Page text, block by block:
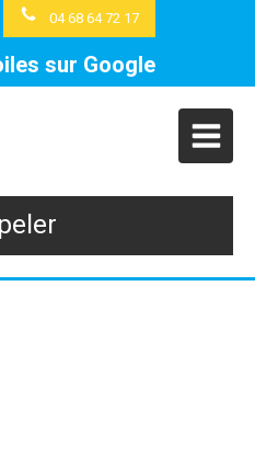
04 68 64 72 17
sur Google